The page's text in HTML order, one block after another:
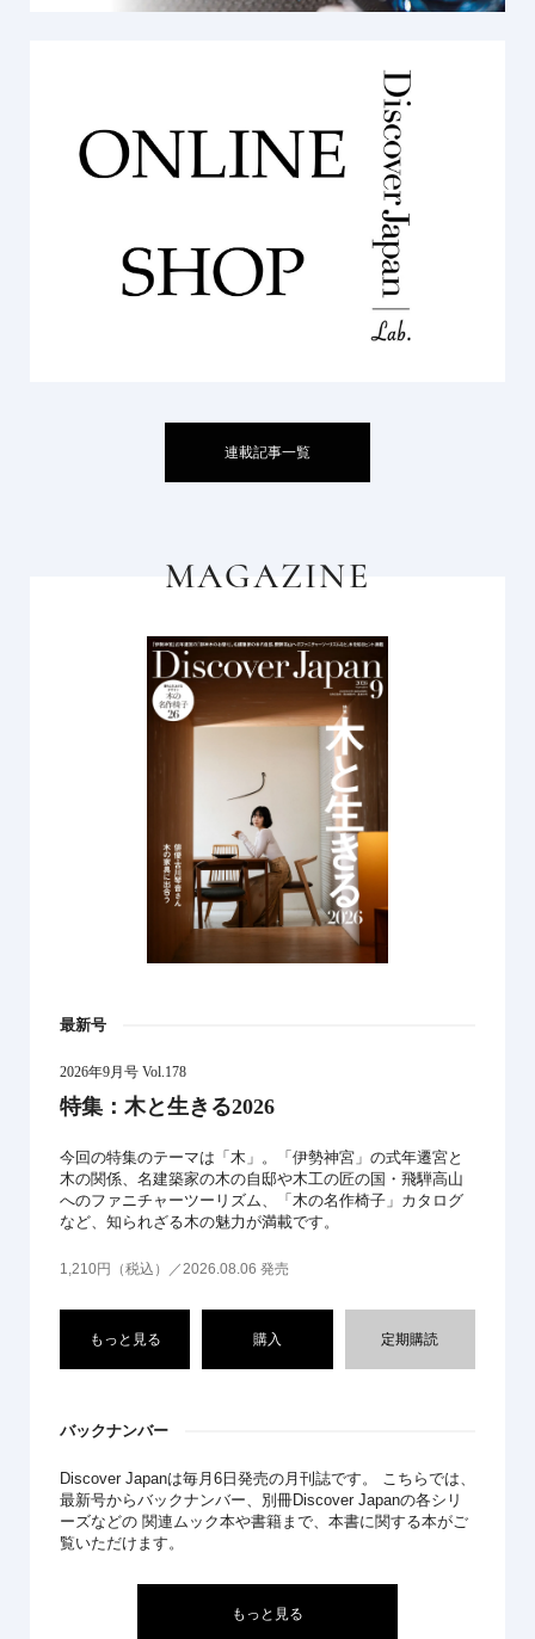
連載記事一覧
MAGAZINE
最新号
2026年9月号 Vol.178
特集：木と生きる2026
今回の特集のテーマは「木」。「伊勢神宮」の式年遷宮と
木の関係、名建築家の木の自邸や木工の匠の国・飛騨高山
へのファニチャーツーリズム、「木の名作椅子」カタログ
など、知られざる木の魅力が満載です。
1,210円（税込）／2026.08.06 発売
もっと見る 購入 定期購読
バックナンバー
Discover Japanは毎月6日発売の月刊誌です。 こちらでは、
最新号からバックナンバー、別冊Discover Japanの各シリ
ーズなどの 関連ムック本や書籍まで、本書に関する本がご
覧いただけます。
もっと見る